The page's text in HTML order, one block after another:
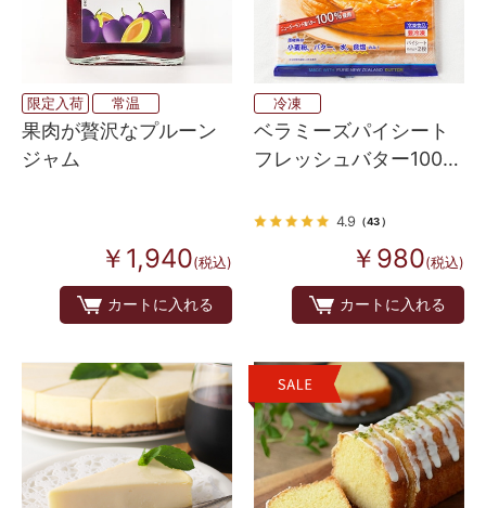
限定入荷 常温
果肉が贅沢なプルーン
ジャム
￥1,940(税込)
カートに入れる
冷凍
ベラミーズパイシート
フレッシュバター100%
4.9 （43）
￥980(税込)
カートに入れる